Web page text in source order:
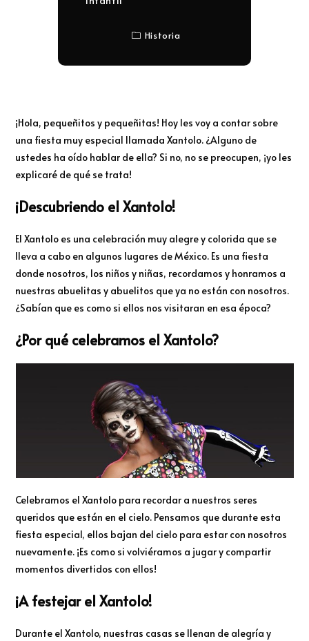
Historia
¡Hola, pequeñitos y pequeñitas! Hoy les voy a contar sobre
una fiesta muy especial llamada Xantolo. ¿Alguno de
ustedes ha oído hablar de ella? Si no, no se preocupen, ¡yo les
explicaré de qué se trata!
¡Descubriendo el Xantolo!
El Xantolo es una celebración muy alegre y colorida que se
lleva a cabo en algunos lugares de México. Es una fiesta
donde nosotros, los niños y niñas, recordamos y honramos a
nuestras abuelitas y abuelitos que ya no están con nosotros.
¿Sabían que es como si ellos nos visitaran en esa época?
¿Por qué celebramos el Xantolo?
Celebramos el Xantolo para recordar a nuestros seres
queridos que están en el cielo. Pensamos que durante esta
fiesta especial, ellos bajan del cielo para estar con nosotros
nuevamente. ¡Es como si volviéramos a jugar y compartir
momentos divertidos con ellos!
¡A festejar el Xantolo!
Durante el Xantolo, nuestras casas se llenan de alegría y